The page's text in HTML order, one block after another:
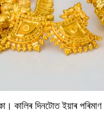
কালিৰ দিনটোত ইয়াৰ